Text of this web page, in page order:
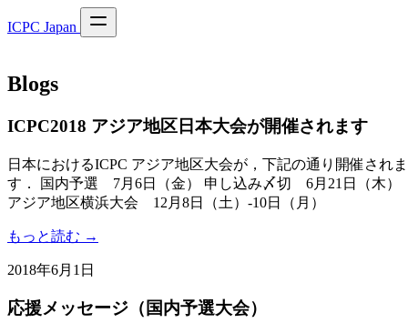
ICPC Japan
Blogs
ICPC2018 アジア地区日本大会が開催されます
日本におけるICPC アジア地区大会が，下記の通り開催されま
す． 国内予選 7月6日（金） 申し込み〆切 6月21日（木）
アジア地区横浜大会 12月8日（土）-10日（月）
もっと読む →
2018年6月1日
応援メッセージ（国内予選大会）